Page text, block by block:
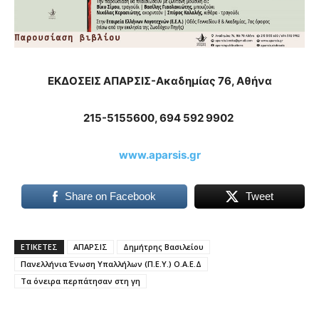
ΕΚΔΟΣΕΙΣ ΑΠΑΡΣΙΣ-Ακαδημίας 76, Αθήνα
215-5155600, 694 592 9902
www.aparsis.gr
Share on Facebook Tweet
ΕΤΙΚΕΤΕΣ ΑΠΑΡΣΙΣ
Δημήτρης Βασιλείου
Πανελλήνια Ένωση Υπαλλήλων (Π.Ε.Υ.) Ο.Α.Ε.Δ
Τα όνειρα περπάτησαν στη γη